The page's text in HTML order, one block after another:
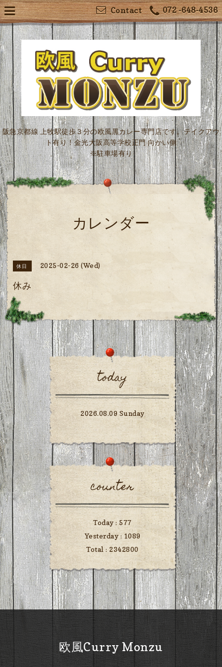
072 -648-4536
Contact
阪急京都線 上牧駅徒歩３分の欧風黒カレー専門店です。テイクアウ
ト有り！金光大阪高等学校正門 向かい側
※駐車場有り
カレンダー
休日 2025-02-26 (Wed)
休み
today
2026.08.09 Sunday
counter
Today : 577
Yesterday : 1089
Total : 2342800
欧風Curry Monzu